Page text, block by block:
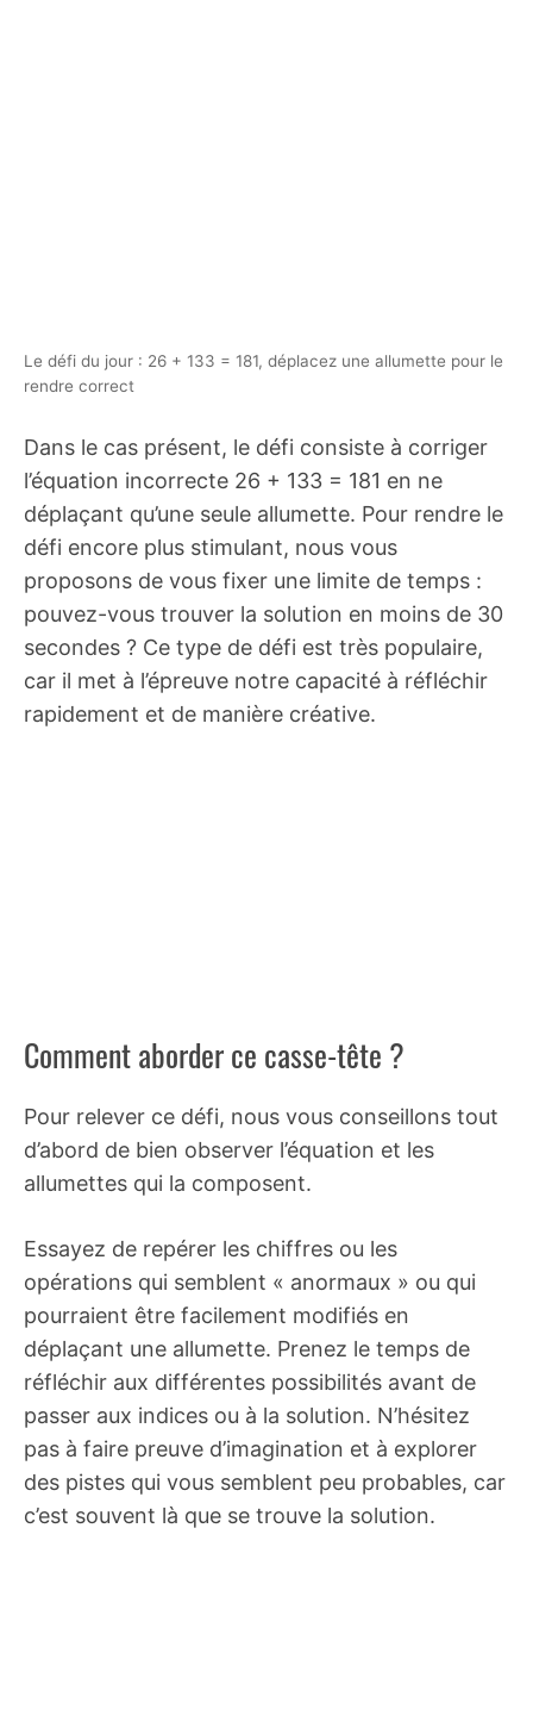
Le défi du jour : 26 + 133 = 181, déplacez une allumette pour le
rendre correct
Dans le cas présent, le défi consiste à corriger
l’équation incorrecte 26 + 133 = 181 en ne
déplaçant qu’une seule allumette. Pour rendre le
défi encore plus stimulant, nous vous
proposons de vous fixer une limite de temps :
pouvez-vous trouver la solution en moins de 30
secondes ? Ce type de défi est très populaire,
car il met à l’épreuve notre capacité à réfléchir
rapidement et de manière créative.
Comment aborder ce casse-tête ?
Pour relever ce défi, nous vous conseillons tout
d’abord de bien observer l’équation et les
allumettes qui la composent.
Essayez de repérer les chiffres ou les
opérations qui semblent « anormaux » ou qui
pourraient être facilement modifiés en
déplaçant une allumette. Prenez le temps de
réfléchir aux différentes possibilités avant de
passer aux indices ou à la solution. N’hésitez
pas à faire preuve d’imagination et à explorer
des pistes qui vous semblent peu probables, car
c’est souvent là que se trouve la solution.